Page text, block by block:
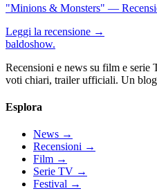
"Minions & Monsters" —
Leggi la recensione →
baldoshow.
Recensioni e news su film e serie
voti chiari, trailer ufficiali. Un
Esplora
News →
Recensioni →
Film →
Serie TV →
Festival →